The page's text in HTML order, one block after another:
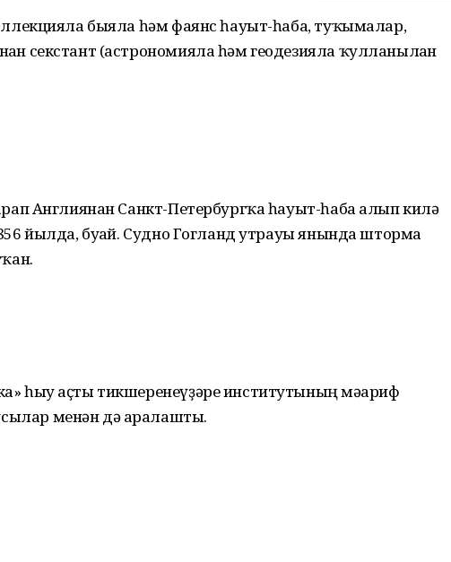
быяла һәм фаянс һауыт-һаба, туҡымалар,
секстант (астрономияла һәм геодезияла ҡулланылған
Англиянан Санкт-Петербургҡа һауыт-һаба алып килә
йылда, буғай. Судно Гогланд утрауы янында штормға
һыу аҫты тикшеренеүҙәре институтының мәғариф
менән дә аралашты.